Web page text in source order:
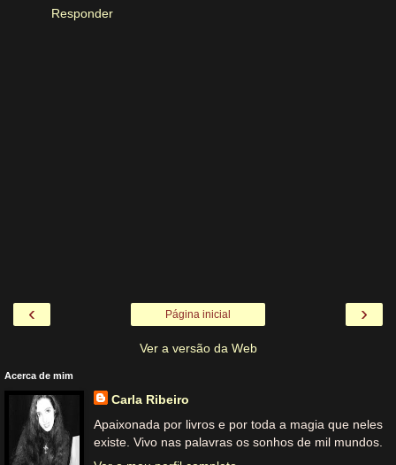
Responder
‹ ›
Página inicial
Ver a versão da Web
Acerca de mim
Carla Ribeiro
Apaixonada por livros e por toda a magia que neles
existe. Vivo nas palavras os sonhos de mil mundos.